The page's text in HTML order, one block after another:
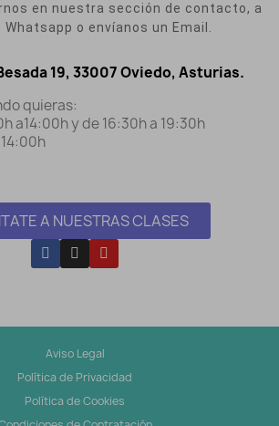
en nuestra sección de contacto, a
o envíanos un Email.
19, 33007 Oviedo, Asturias.
quieras:
a14:00h y de 16:30h a 19:30h
A NUESTRAS CLASES
Aviso Legal
Política de Privacidad
Política de Cookies